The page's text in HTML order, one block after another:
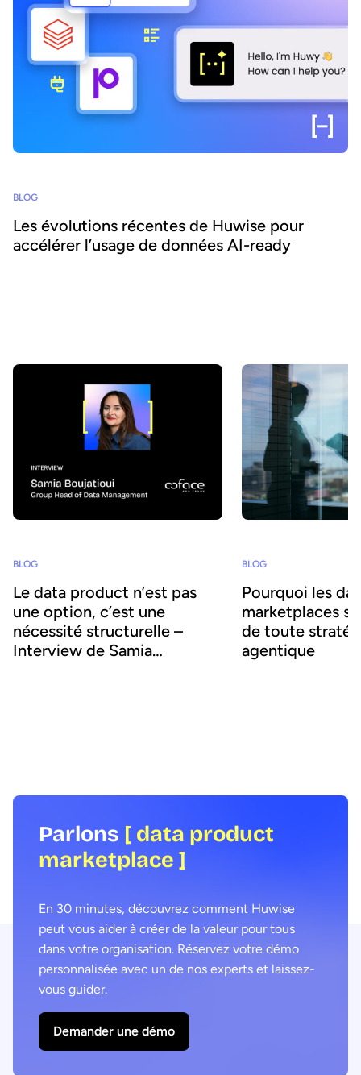
BLOG
Les évolutions récentes de Huwise pour
accélérer l’usage de données AI-ready
BLOG
Le data product n’est pas
une option, c’est une
nécessité structurelle –
Interview de Samia
BLOG
Pourquoi les
marketplaces
de toute
agentique
products pour délivrer
transformateurs.
Parlons [ data product
marketplace ]
En 30 minutes, découvrez comment Huwise
peut vous aider à créer de la valeur pour tous
dans votre organisation. Réservez votre démo
personnalisée avec un de nos experts et laissez-
vous guider.
Demander une démo